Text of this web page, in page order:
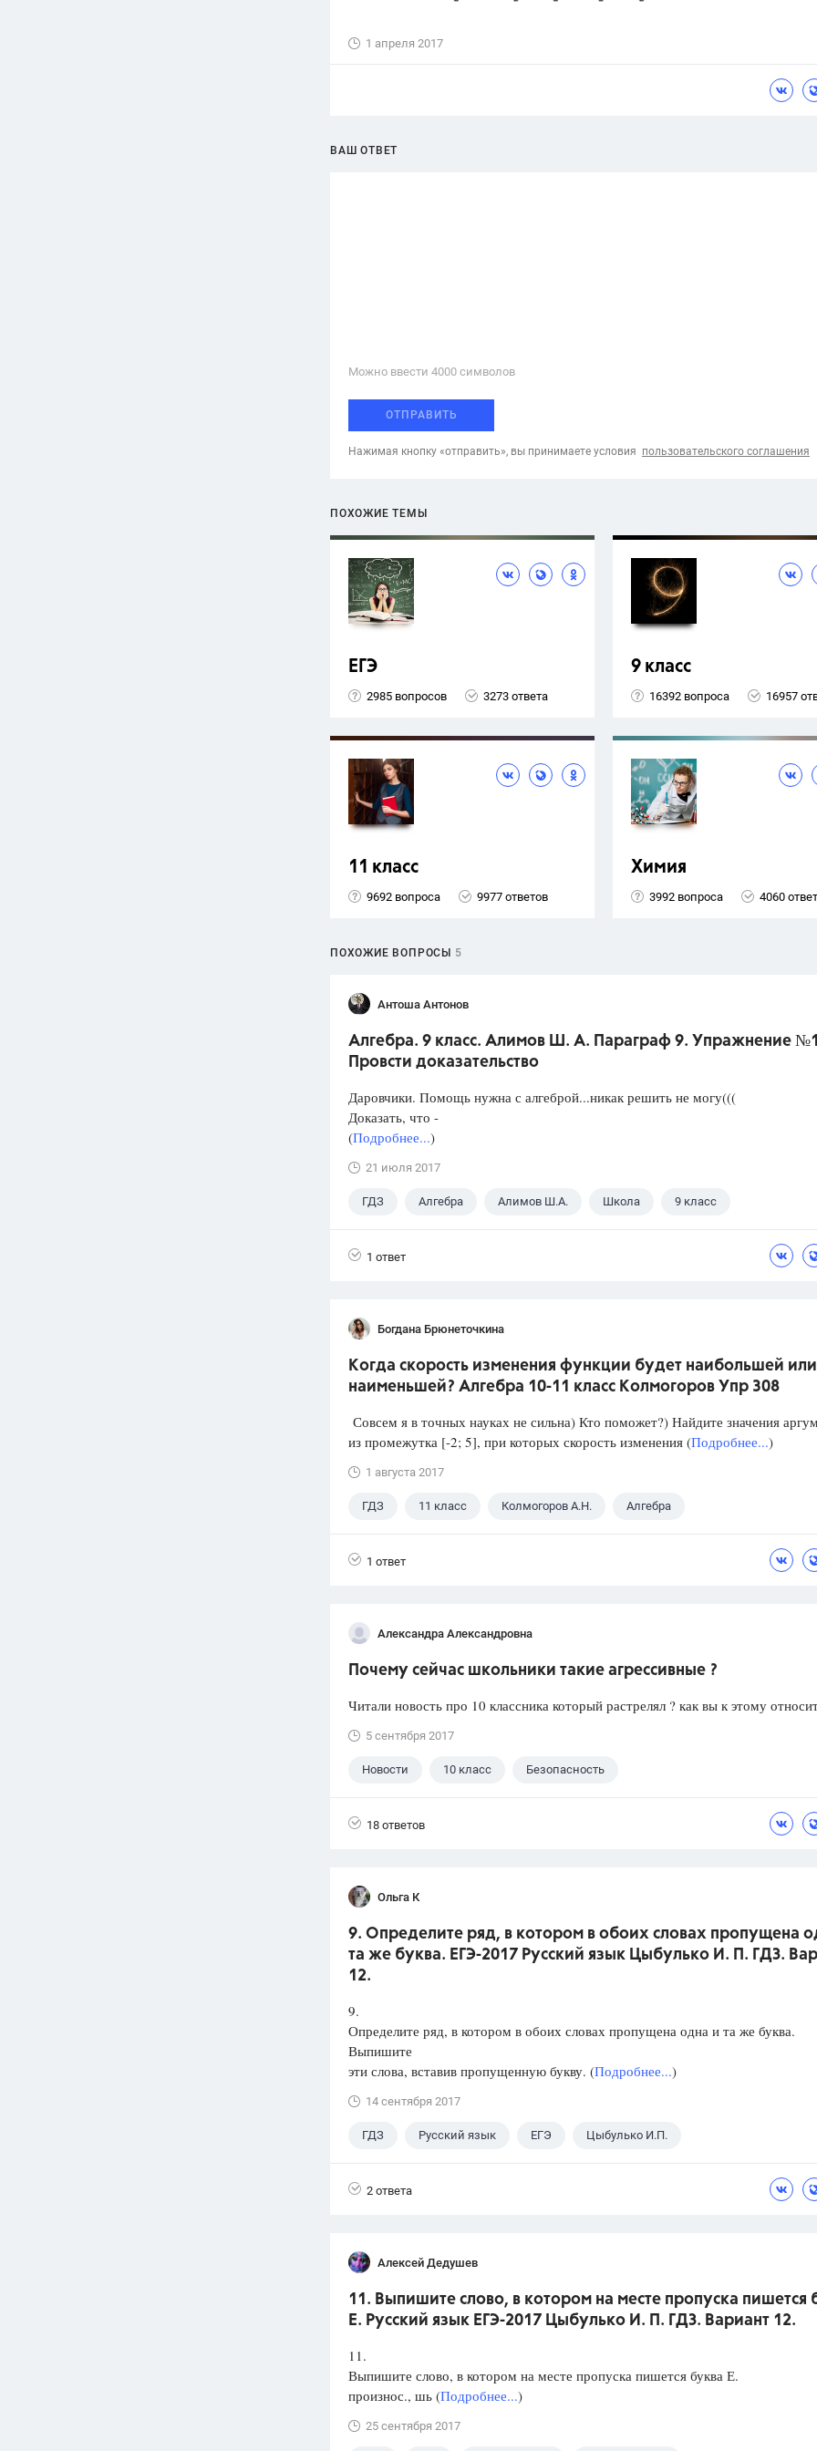
1 апреля 2017
ВАШ ОТВЕТ
Можно ввести 4000 cимволов
ОТПРАВИТЬ
Нажимая кнопку «отправить», вы принимаете условия пользовательского соглашения
ПОХОЖИЕ ТЕМЫ
ЕГЭ
2985 вопросов 3273 ответа
9 класс
16392 вопроса 16957
11 класс
9692 вопроса 9977 ответов
Химия
3992 вопроса 4060
ПОХОЖИЕ ВОПРОСЫ 5
Антоша Антонов
Алгебра. 9 класс. Алимов Ш. А. Параграф 9. Упражнение
Провсти доказательство
Даровчики. Помощь нужна с алгеброй...никак решить не могу(((
Доказать, что -
(Подробнее...)
21 июля 2017
ГДЗ Алгебра Алимов Ш.А. Школа 9 класс
1 ответ
Богдана Брюнеточкина
Когда скорость изменения функции будет наибольшей или
наименьшей? Алгебра 10-11 класс Колмогоров Упр 308
Совсем я в точных науках не сильна) Кто поможет?) Найдите значения
из промежутка [-2; 5], при которых скорость изменения (Подробнее...)
1 августа 2017
ГДЗ 11 класс Колмогоров А.Н. Алгебра
1 ответ
Александра Александровна
Почему сейчас школьники такие агрессивные ?
Читали новость про 10 классника который растрелял ? как вы к этому
5 сентября 2017
Новости 10 класс Безопасность
18 ответов
Ольга К
9. Определите ряд, в котором в обоих словах пропущена
та же буква. ЕГЭ-2017 Русский язык Цыбулько И. П. ГДЗ.
12.
9.
Определите ряд, в котором в обоих словах пропущена одна и та же буква.
Выпишите
эти слова, вставив пропущенную букву. (Подробнее...)
14 сентября 2017
ГДЗ Русский язык ЕГЭ Цыбулько И.П.
2 ответа
Алексей Дедушев
11. Выпишите слово, в котором на месте пропуска пишется
Е. Русский язык ЕГЭ-2017 Цыбулько И. П. ГДЗ. Вариант 12.
11.
Выпишите слово, в котором на месте пропуска пишется буква Е.
произнос., шь (Подробнее...)
25 сентября 2017